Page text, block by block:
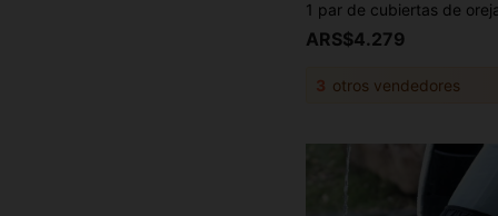
ARS$4.279
3 otros vendedores